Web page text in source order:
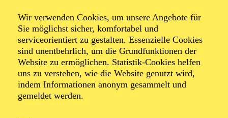
Wir verwenden Cookies, um unsere Angebote für
Sie möglichst sicher, komfortabel und
serviceorientiert zu gestalten. Essenzielle Cookies
sind unentbehrlich, um die Grundfunktionen der
Website zu ermöglichen. Statistik-Cookies helfen
uns zu verstehen, wie die Website genutzt wird,
indem Informationen anonym gesammelt und
gemeldet werden.
Igor Levit
Alles Beethoven I